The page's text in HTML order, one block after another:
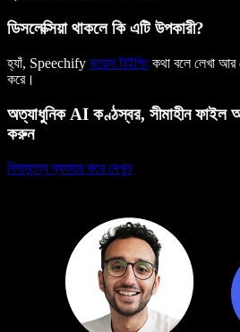
ডিসলেক্সিয়া থাকলে কি এটি উপকারী?
হ্যাঁ, Speechify ভয়েস টাইপিং কথা বলে লেখা
করে।
অত্যাধুনিক AI কণ্ঠস্বর, সীমাহীন
করুন
বিনামূল্যে ব্যবহার করে দেখুন